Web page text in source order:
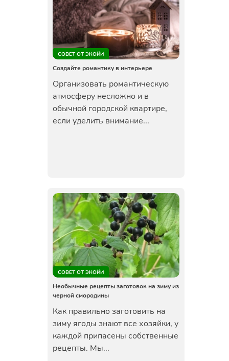
СОВЕТ ОТ ЭКОЙИ
Создайте романтику в интерьере
Организовать романтическую
атмосферу несложно и в
обычной городской квартире,
если уделить внимание...
СОВЕТ ОТ ЭКОЙИ
Необычные рецепты заготовок на зиму из
черной смородины
Как правильно заготовить на
зиму ягоды знают все хозяйки, у
каждой припасены собственные
рецепты. Мы...